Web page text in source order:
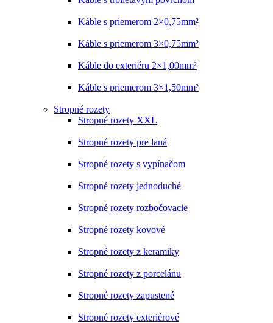
Káble s priemerom 2×0,75mm²
Káble s priemerom 3×0,75mm²
Káble do exteriéru 2×1,00mm²
Káble s priemerom 3×1,50mm²
Stropné rozety
Stropné rozety XXL
Stropné rozety pre laná
Stropné rozety s vypínačom
Stropné rozety jednoduché
Stropné rozety rozbočovacie
Stropné rozety kovové
Stropné rozety z keramiky
Stropné rozety z porcelánu
Stropné rozety zapustené
Stropné rozety exteriérové